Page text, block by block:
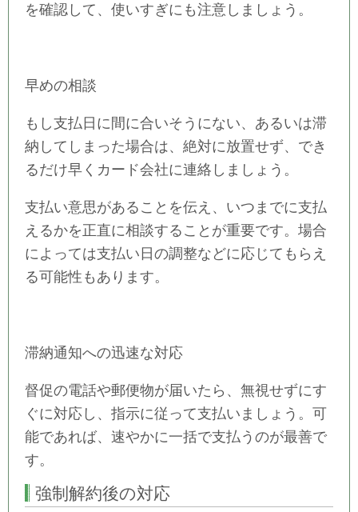
を確認して、使いすぎにも注意しましょう。
早めの相談
もし支払日に間に合いそうにない、あるいは滞
納してしまった場合は、絶対に放置せず、でき
るだけ早くカード会社に連絡しましょう。
支払い意思があることを伝え、いつまでに支払
えるかを正直に相談することが重要です。場合
によっては支払い日の調整などに応じてもらえ
る可能性もあります。
滞納通知への迅速な対応
督促の電話や郵便物が届いたら、無視せずにす
ぐに対応し、指示に従って支払いましょう。可
能であれば、速やかに一括で支払うのが最善で
す。
強制解約後の対応